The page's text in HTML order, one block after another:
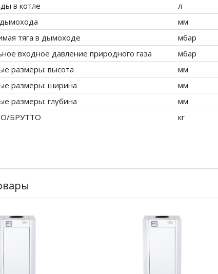
в котле
л
мм
тяга в дымоходе
мбар
входное давление природного газа
мбар
размеры: высота
мм
размеры: ширина
мм
размеры: глубина
мм
БРУТТО
кг